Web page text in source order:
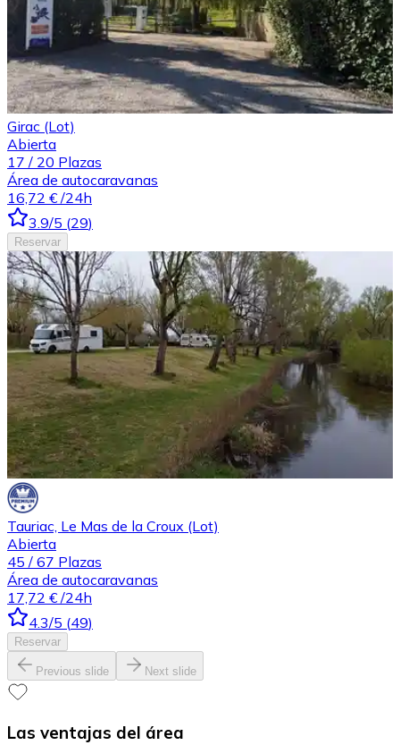
Girac (Lot)
Abierta
17 / 20 Plazas
Área de autocaravanas
16,72 € /24h
3.9/5 (29)
Reservar
Tauriac, Le Mas de la Croux (Lot)
Abierta
45 / 67 Plazas
Área de autocaravanas
17,72 € /24h
4.3/5 (49)
Reservar
Previous slide Next slide
Las ventajas del área